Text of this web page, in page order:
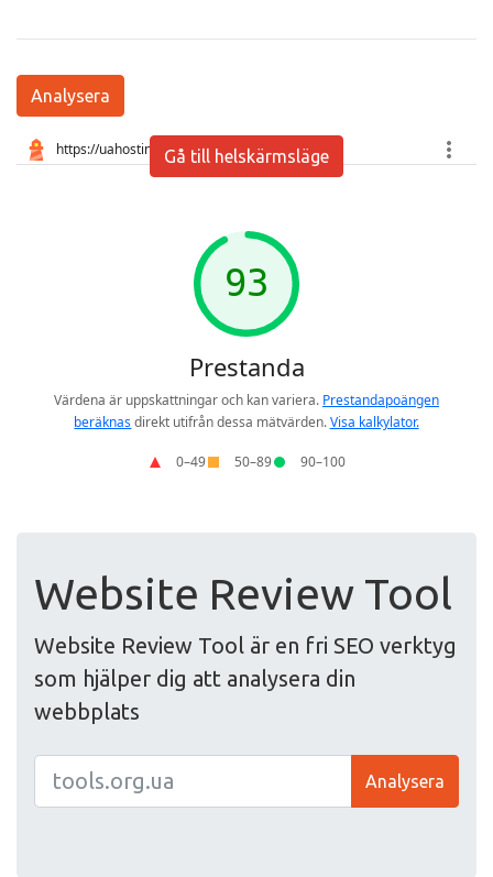
Analysera
Gå till helskärmsläge
Website Review Tool
Website Review Tool är en fri SEO verktyg
som hjälper dig att analysera din
webbplats
Analysera